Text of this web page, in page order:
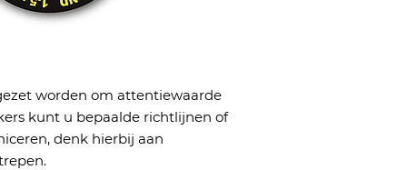
worden om attentiewaarde
kunt u bepaalde richtlijnen of
denk hierbij aan